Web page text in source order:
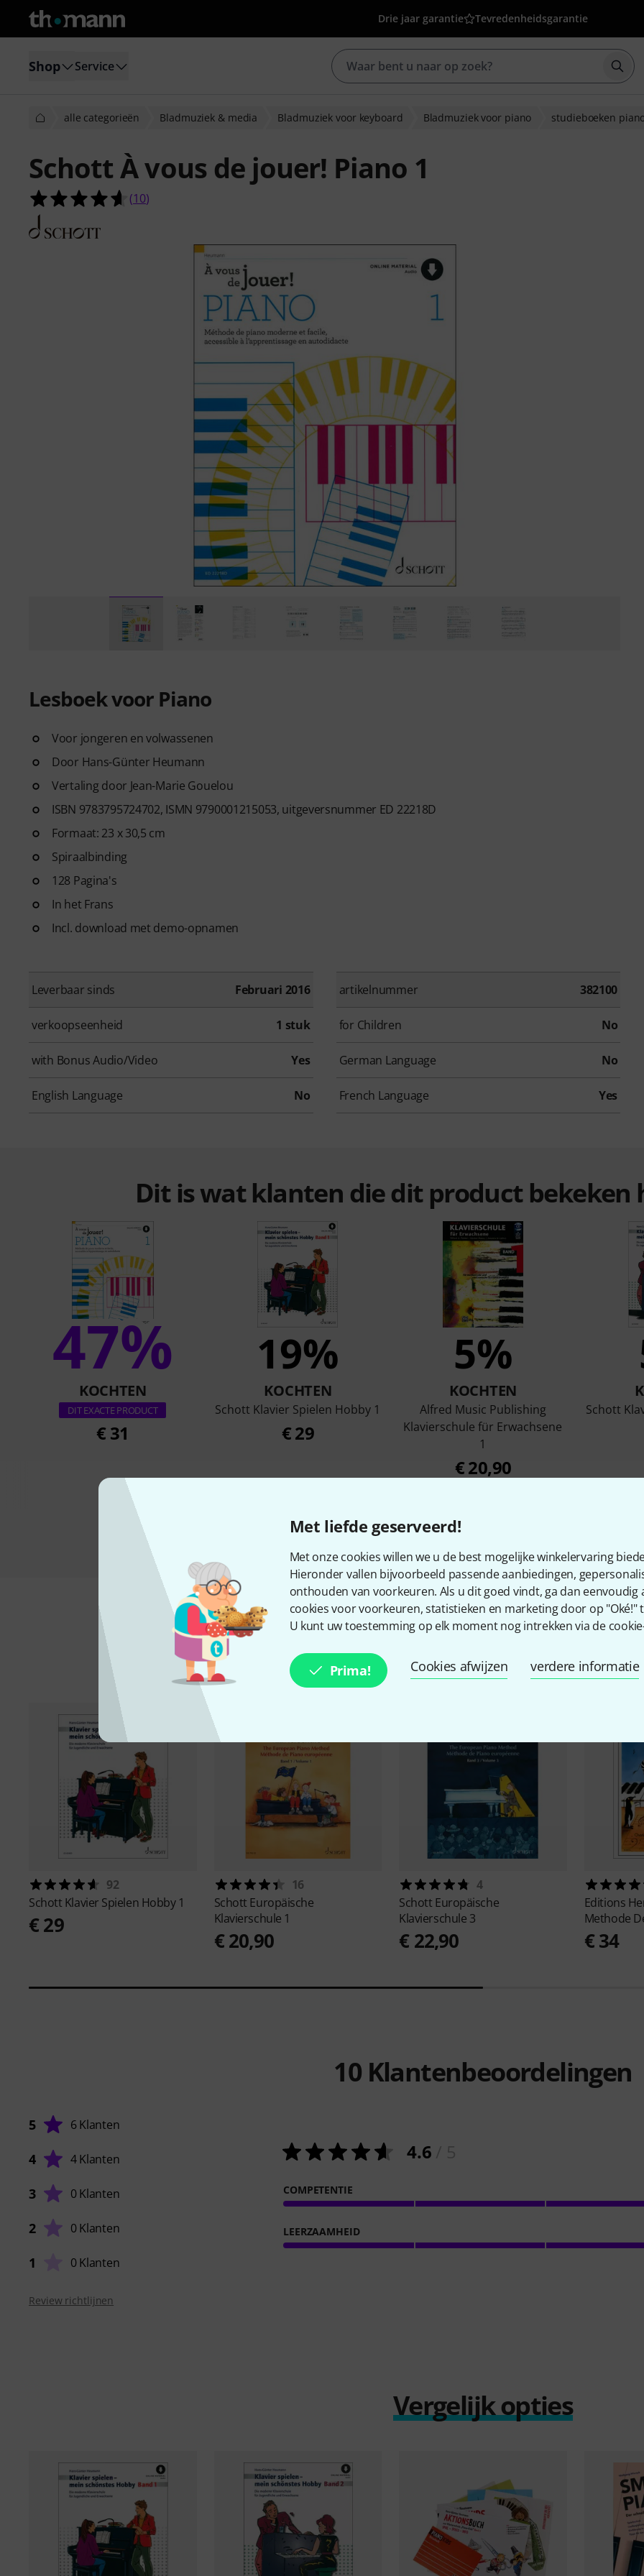
Met liefde geserveerd!
Met onze cookies willen we u de best mogelijke winkelervaring
Hieronder vallen bijvoorbeeld passende aanbiedingen,
onthouden van voorkeuren. Als u dit goed vindt, ga dan
cookies voor voorkeuren, statistieken en marketing door op "Oké!"
U kunt uw toestemming op elk moment nog intrekken via de
Prima! Cookies afwijzen verdere informatie
Drie jaar garantie Tevredenheidsgarantie
Shop Service
alle categorieën Bladmuziek & media Bladmuziek voor keyboard Bladmuziek voor piano studieboeken
Schott À vous de jouer! Piano 1
4.6 van de 5 sterren van 10 klantbeoordelingen
(10)
Lesboek voor Piano
Voor jongeren en volwassenen
Door Hans-Günter Heumann
Vertaling door Jean-Marie Gouelou
ISBN 9783795724702, ISMN 9790001215053, uitgeversnummer ED 22218D
Formaat: 23 x 30,5 cm
Spiraalbinding
128 Pagina's
In het Frans
Incl. download met demo-opnamen
Leverbaar sinds Februari 2016 artikelnummer 382100
verkoopseenheid 1 stuk for Children No
with Bonus Audio/Video Yes German Language No
English Language No French Language Yes
Dit is wat klanten die dit product bekeken
47%
KOCHTEN
DIT EXACTE PRODUCT
€ 31
19%
KOCHTEN
Schott Klavier Spielen Hobby 1
€ 29
5%
KOCHTEN
Alfred Music Publishing
Klavierschule für Erwachsene
1
€ 20,90
Schott
Vergelijken
Accessoires & verwante
92
Schott Klavier Spielen Hobby 1
€ 29
16
Schott Europäische
Klavierschule 1
€ 20,90
4
Schott Europäische
Klavierschule 3
€ 22,90
Editions
Methode
€ 34
10 Klantenbeoordelingen
5 6 Klanten
4 4 Klanten
3 0 Klanten
2 0 Klanten
1 0 Klanten
4.6
COMPETENTIE
LEERZAAMHEID
Review richtlijnen
Vergelijk opties